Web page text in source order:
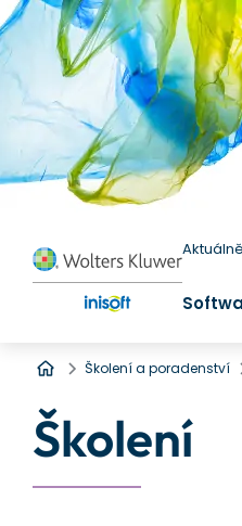
Aktuálně
Úvod
Školení a poradenství
Školení